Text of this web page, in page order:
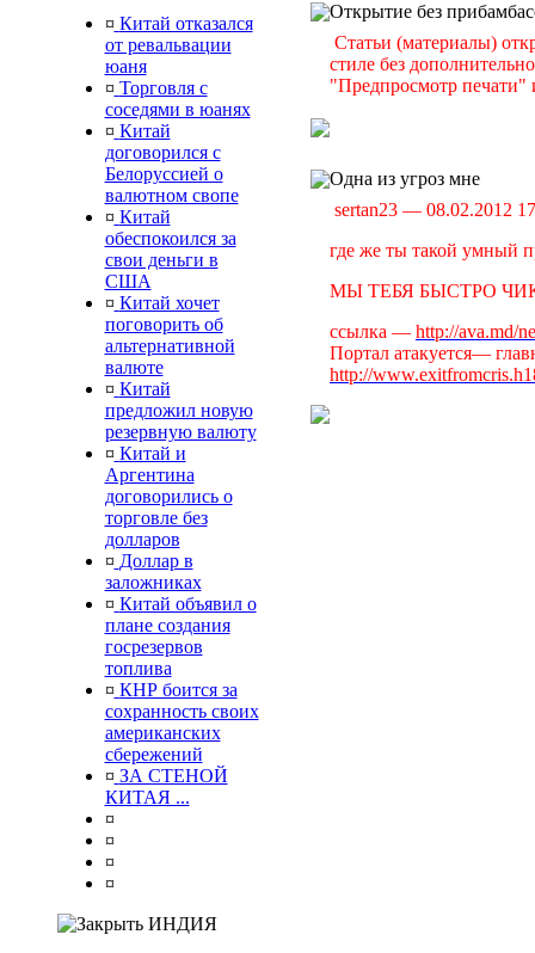
¤ Китай отказался
от ревальвации
юаня
¤ Торговля с
соседями в юанях
¤ Китай
договорился с
Белоруссией о
валютном свопе
¤ Китай
обеспокоился за
свои деньги в
США
¤ Китай хочет
поговорить об
альтернативной
валюте
¤ Китай
предложил новую
резервную валюту
¤ Китай и
Аргентина
договорились о
торговле без
долларов
¤ Доллар в
заложниках
¤ Китай объявил о
плане создания
госрезервов
топлива
¤ КНР боится за
сохранность своих
американских
сбережений
¤ ЗА СТЕНОЙ
КИТАЯ ...
¤
¤
¤
¤
ИНДИЯ
Открытие без
Статьи (материалы)
стиле без
"Предпросмотр печати"
Одна из угроз мне
sertan23 — 08.02.2012
где же ты такой умный
МЫ ТЕБЯ БЫСТРО
ссылка — http://ava.md/
Портал атакуется—
http://